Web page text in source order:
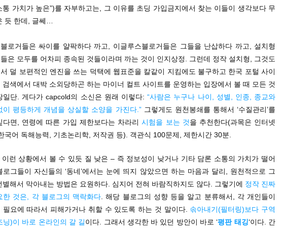
통 가치가 높은”)를 자부하고는, 그 이유를 초딩 가입금지에서 찾는 이들이 생각보다 무
듯 한데, 글쎄…
로거들은 싸이를 얄팍하다 까고, 이글루스블로거들은 그들을 난삽하다 까고, 설치형
은 모두를 어차피 종속된 것들이라며 까는 것이 인지상정. 그런데 정작 설치형, 그것도
덜 보편적인 엔진을 쓰는 덕택에 웹표준을 칼같이 지킴에도 불구하고 한국 포털 사이
검색에서 대박 소외당하곤 하는 마이너 컬트 사이트를 운영하는 입장에서 볼 때 모든 것
일단. 게다가 capcold의 소신은 원래 이렇다:“사람은 누구나 나이, 성별, 인종, 종교와
이 평등하게 개념을 상실할 소양을 가진다.”그렇게도 원천봉쇄를 통해서 ‘수질관리’를
다면, 연령에 따른 가입 제한보다는 차라리시험을 보는 것을 추천한다(과목은 인터넷
국어 독해능력, 기초논리학, 저작권 등). 객관식 100문제, 제한시간 30분.
런 상황에서 볼 수 있듯 질 낮은 – 즉 정보성이 낮거나 기타 담론 소통의 가치가 떨어
로그들이 자신들의 ‘동네’에서는 눈에 띄지 않았으면 하는 마음과 달리, 원천적으로 그
별해서 막아내는 방법은 요원하다. 심지어 전혀 바람직하지도 않다. 그렇기에 정작 진짜
한 것은, 각 블로그의 맥락화다. 해당 블로그의 성향 등을 알고 분류해서, 각 개인들이
필요에 따라서 피해가거나 취할 수 있도록 하는 것 말이다. 솎아내기(필터링)보다 구역
닝)이 바로 온라인의 갈 길이다. 그래서 생각한 바 있던 방안이 바로 ‘평판 태깅‘이다. 간